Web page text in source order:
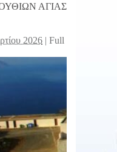
ΑΓΙΑΣ
2026 | Full